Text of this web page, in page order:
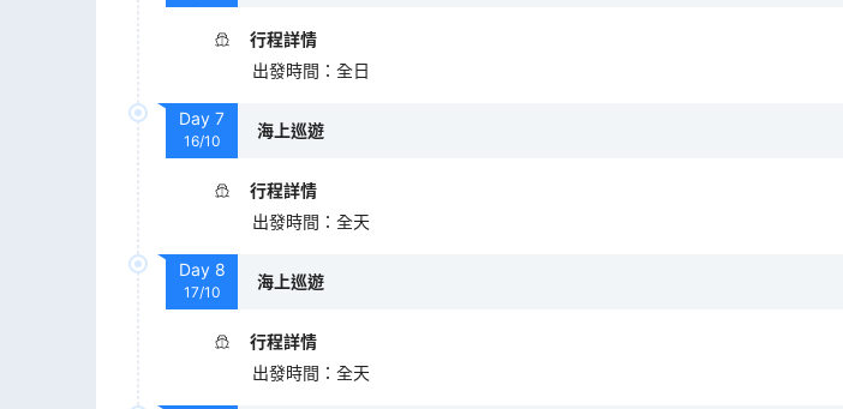
行程詳情
出發時間 ： 全日
Day 7
16/10
海上巡遊
行程詳情
出發時間 ： 全天
Day 8
17/10
海上巡遊
行程詳情
出發時間 ： 全天